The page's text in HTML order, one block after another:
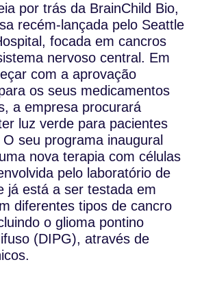
por trás da BrainChild Bio,
recém-lançada pelo Seattle
focada em cancros
nervoso central. Em
com a aprovação
os seus medicamentos
a empresa procurará
luz verde para pacientes
seu programa inaugural
nova terapia com células
pelo laboratório de
já está a ser testada em
diferentes tipos de cancro
o glioma pontino
(DIPG), através de